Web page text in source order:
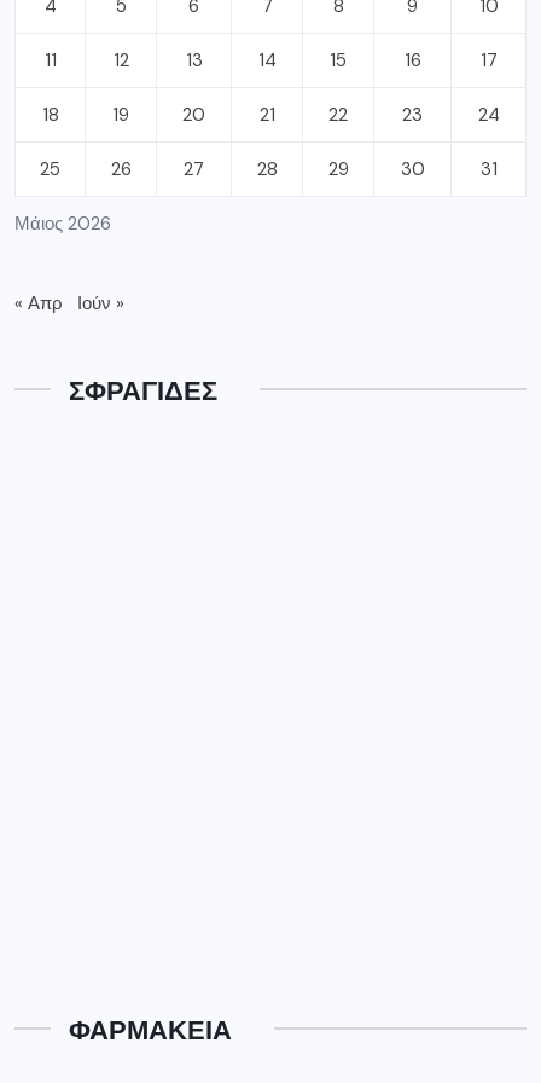
Μάιος 2026
4 5 6 7 8 9 10
11 12 13 14 15 16 17
18 19 20 21 22 23 24
25 26 27 28 29 30 31
« Απρ Ιούν »
ΣΦΡΑΓΙΔΕΣ
ΦΑΡΜΑΚΕΙΑ